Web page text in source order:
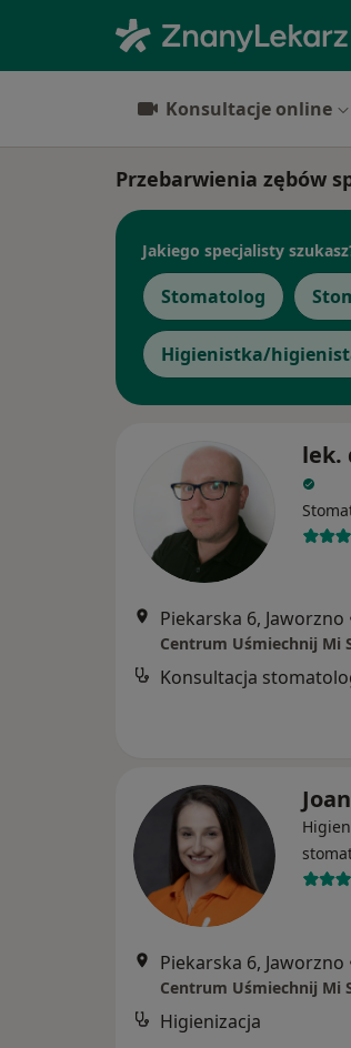
Konsultacje online
Przebarwienia zębów
Jakiego specjalisty
Stomatolog
Higienistka/
lek.
Piekarska 6, Jaworzno
Konsultacja
Piekarska 6, Jaworzno
Higienizacja